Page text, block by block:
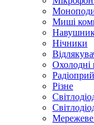
Моноподи
Миші
Нічники
Охолодні
Різне